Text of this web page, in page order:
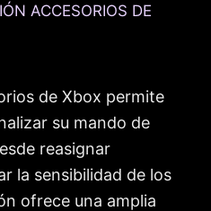
ACCESORIOS DE
de Xbox permite
su mando de
reasignar
la sensibilidad de los
ofrece una amplia